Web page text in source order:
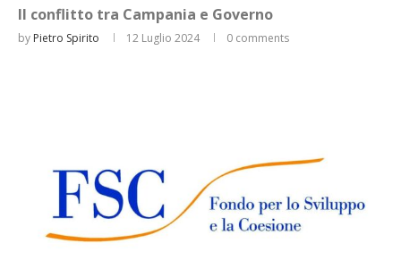
Il conflitto tra Campania e Governo
by Pietro Spirito 12 Luglio 2024 0 comments